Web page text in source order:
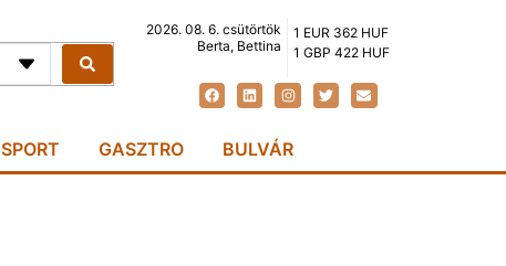
2026. 08. 6. csütörtök
Berta, Bettina
1 EUR 362 HUF
1 GBP 422 HUF
SPORT GASZTRO BULVÁR